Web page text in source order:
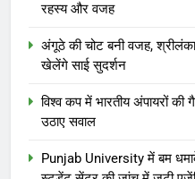
रहस्य और वजह
अंगूठे की चोट बनी वजह,
खेलेंगे साई सुदर्शन
विश्व कप में भारतीय अंपायरों की
उठाए सवाल
Punjab University में बम